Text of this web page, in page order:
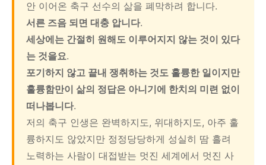
안 이어온 축구 선수의 삶을 폐막하려 합니다.
서른 즈음 되면 대충 압니다.
세상에는 간절히 원해도 이루어지지 않는 것이 있다
는 것을요.
포기하지 않고 끝내 쟁취하는 것도 훌륭한 일이지만
훌륭함만이 삶의 정답은 아니기에 한치의 미련 없이
떠나봅니다.
저의 축구 인생은 완벽하지도, 위대하지도, 아주 훌
륭하지도 않았지만 정정당당하게 성실히 땀 흘려
노력하는 사람이 대접받는 멋진 세계에서 멋진 사